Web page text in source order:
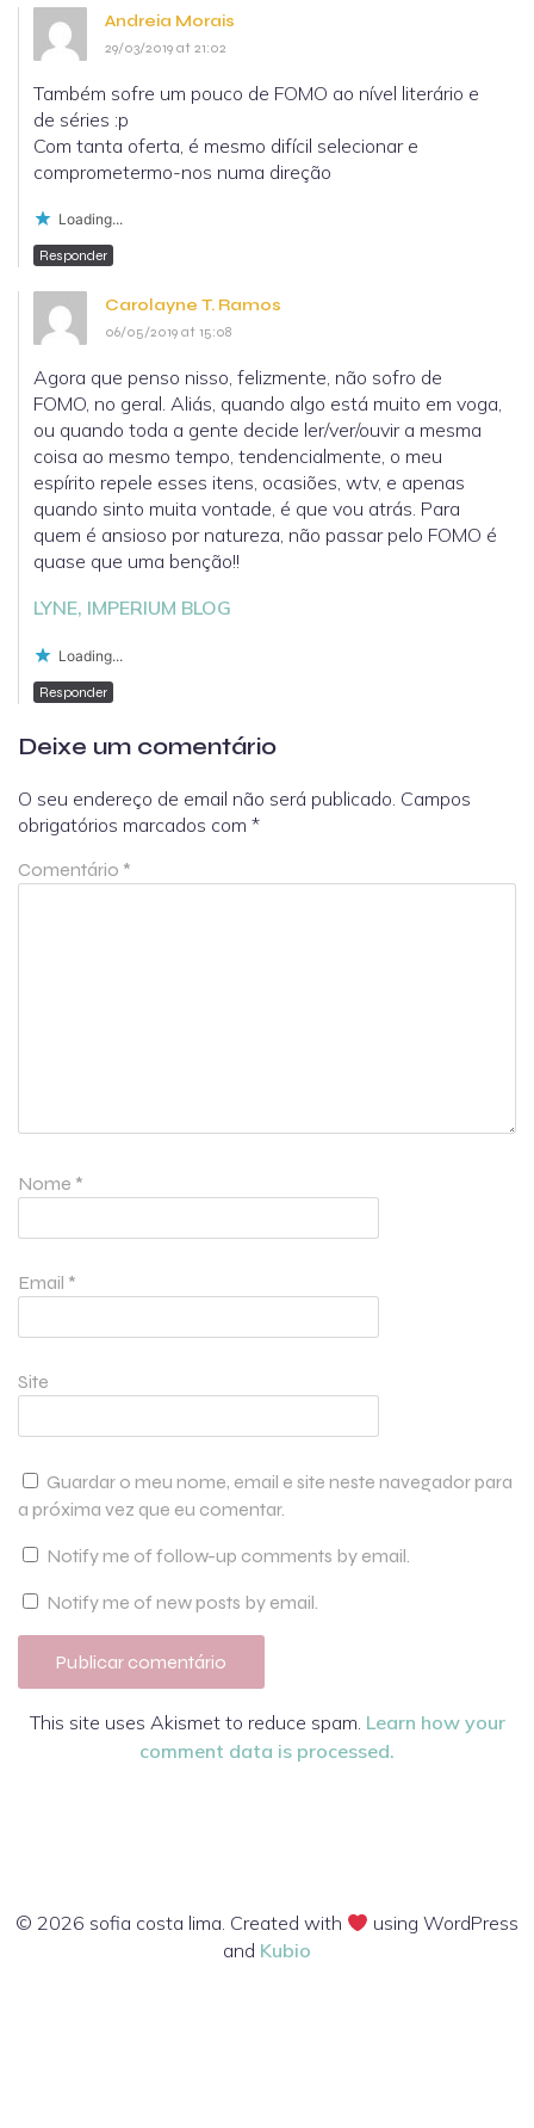
Andreia Morais
29/03/2019 at 21:02
Também sofre um pouco de FOMO ao nível literário e
de séries :p
Com tanta oferta, é mesmo difícil selecionar e
comprometermo-nos numa direção
Loading...
Responder
Carolayne T. Ramos
06/05/2019 at 15:08
Agora que penso nisso, felizmente, não sofro de
FOMO, no geral. Aliás, quando algo está muito em voga,
ou quando toda a gente decide ler/ver/ouvir a mesma
coisa ao mesmo tempo, tendencialmente, o meu
espírito repele esses itens, ocasiões, wtv, e apenas
quando sinto muita vontade, é que vou atrás. Para
quem é ansioso por natureza, não passar pelo FOMO é
quase que uma benção!!
LYNE, IMPERIUM BLOG
Loading...
Responder
Deixe um comentário
O seu endereço de email não será publicado. Campos
obrigatórios marcados com *
Comentário *
Nome *
Email *
Site
Guardar o meu nome, email e site neste navegador para
a próxima vez que eu comentar.
Notify me of follow-up comments by email.
Notify me of new posts by email.
This site uses Akismet to reduce spam. Learn how your
comment data is processed.
© 2026 sofia costa lima. Created with
using WordPress
and Kubio